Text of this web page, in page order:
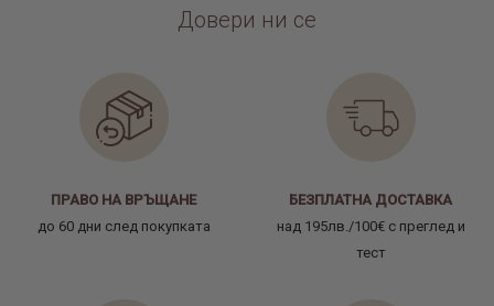
Довери ни се
ПРАВО НА ВРЪЩАНЕ
до 60 дни след покупката
БЕЗПЛАТНА ДОСТАВКА
над 195лв./100€ с преглед и
тест